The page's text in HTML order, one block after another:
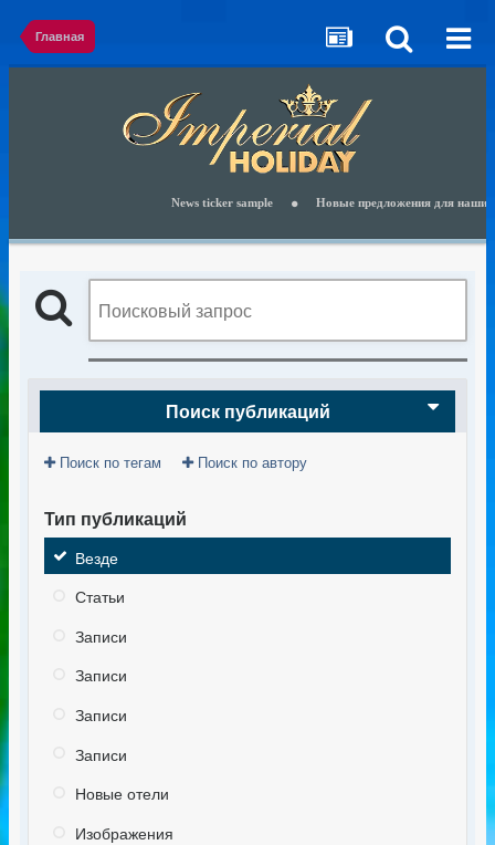
Главная
News ticker sample Новые предложения для наших
Поиск публикаций
Поиск по тегам Поиск по автору
Тип публикаций
Везде
Статьи
Записи
Записи
Записи
Записи
Новые отели
Изображения